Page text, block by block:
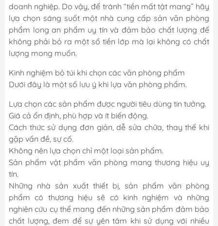
doanh nghiệp. Do vậy, để tránh “tiền mất tật mang” hãy
lựa chọn sáng suốt một nhà cung cấp sản văn phòng
phẩm long an phẩm uy tín và đảm bảo chất lượng để
không phải bỏ ra một số tiền lớp mà lại không có chất
lượng mong muốn.
Kinh nghiệm bỏ túi khi chọn các văn phòng phẩm
Dưới đây là một số lưu ý khi lựa văn phòng phẩm.
Lựa chọn các sản phẩm được người tiêu dùng tin tưởng.
Giá cả ổn định, phù hợp và ít biến động.
Cách thức sử dụng đơn giản, dễ sửa chữa, thay thế khi
gặp vấn đề, sự cố.
Không nên lựa chọn chỉ một loại sản phẩm.
Sản phẩm vật phẩm văn phòng mang thương hiệu uy
tín.
Những nhà sản xuất thiết bị, sản phẩm văn phòng
phẩm có thương hiệu sẽ có kinh nghiệm và những
nghiên cứu cụ thể mang đến những sản phẩm đảm bảo
chất lượng, đem để sự yên tâm khi sử dụng với nhiều